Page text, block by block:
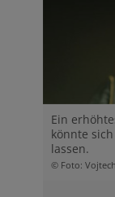
Ein
könnte
lassen.
© Foto: